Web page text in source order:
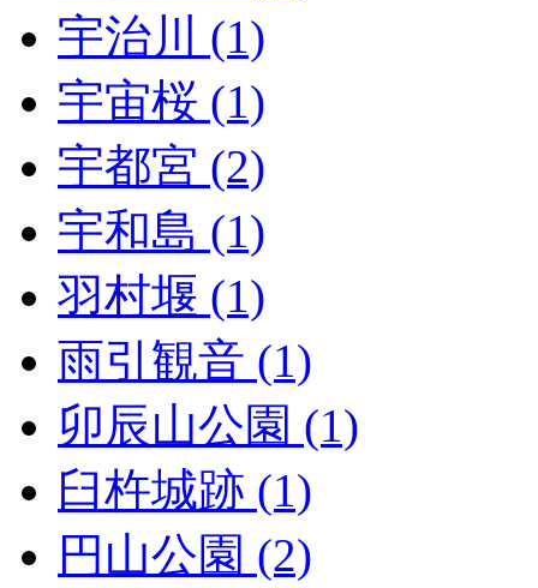
宇治川 (1)
宇宙桜 (1)
宇都宮 (2)
宇和島 (1)
羽村堰 (1)
雨引観音 (1)
卯辰山公園 (1)
臼杵城跡 (1)
円山公園 (2)